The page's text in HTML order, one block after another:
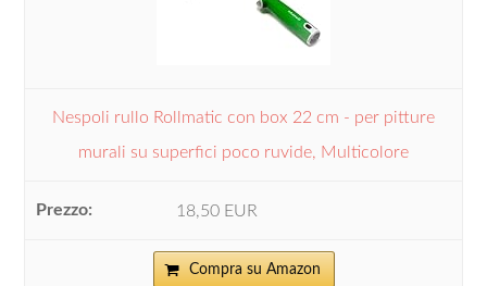
Nespoli rullo Rollmatic con box 22 cm - per pitture
murali su superfici poco ruvide, Multicolore
18,50 EUR
Compra su Amazon